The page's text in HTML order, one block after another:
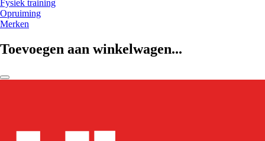
Fysiek training
Opruiming
Merken
Toevoegen aan winkelwagen...